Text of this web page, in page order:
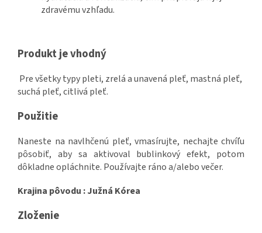
zdravému vzhľadu.
Produkt je vhodný
Pre všetky typy pleti, zrelá a unavená pleť, mastná pleť,
suchá pleť, citlivá pleť.
Použitie
Naneste na navlhčenú pleť, vmasírujte, nechajte chvíľu
pôsobiť, aby sa aktivoval bublinkový efekt, potom
dôkladne opláchnite. Používajte ráno a/alebo večer.
Krajina pôvodu : Južná Kórea
Zloženie